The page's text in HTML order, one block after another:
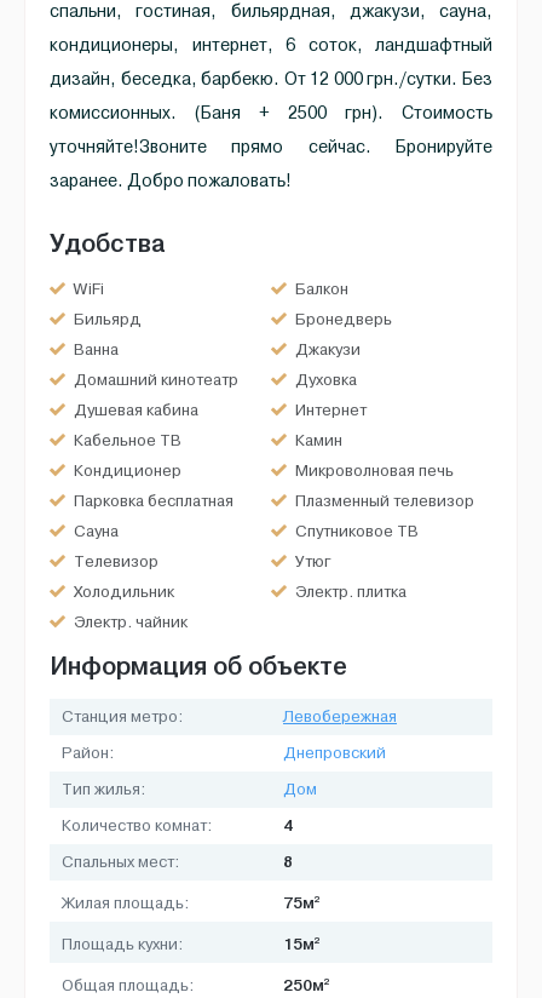
спальни, гостиная, бильярдная, джакузи, сауна,
кондиционеры, интернет, 6 соток, ландшафтный
дизайн, беседка, барбекю. От 12 000 грн./сутки. Без
комиссионных. (Баня + 2500 грн). Стоимость
уточняйте!Звоните прямо сейчас. Бронируйте
заранее. Добро пожаловать!
Удобства
WiFi
Балкон
Бильярд
Бронедверь
Ванна
Джакузи
Домашний кинотеатр
Духовка
Душевая кабина
Интернет
Кабельное ТВ
Камин
Кондиционер
Микроволновая печь
Парковка бесплатная
Плазменный телевизор
Сауна
Спутниковое ТВ
Телевизор
Утюг
Холодильник
Электр. плитка
Электр. чайник
Информация об объекте
Станция метро:
Левобережная
Район:
Днепровский
Тип жилья:
Дом
Количество комнат:
4
Спальных мест: 8
Жилая площадь: 75м2
Площадь кухни: 15м2
Общая площадь: 250м2